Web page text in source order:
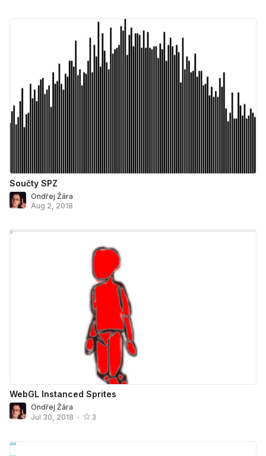
Součty SPZ
Ondřej Žára
Aug 2, 2018
WebGL Instanced Sprites
Ondřej Žára
Jul 30, 2018 • 3